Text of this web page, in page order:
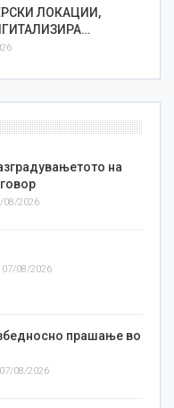
ЛОКАЦИИ,
на
08/2026
07/08/2026
прашање во
07/08/2026